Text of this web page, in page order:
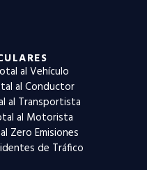
al Vehículo
al Conductor
al Transportista
al Motorista
Zero Emisiones
de Tráfico